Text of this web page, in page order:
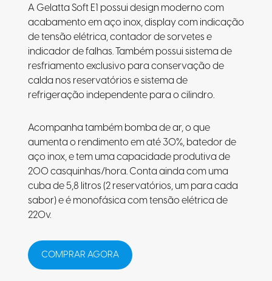
A Gelatta Soft E1 possui design moderno com
acabamento em aço inox, display com indicação
de tensão elétrica, contador de sorvetes e
indicador de falhas. Também possui sistema de
resfriamento exclusivo para conservação de
calda nos reservatórios e sistema de
refrigeração independente para o cilindro.
Acompanha também bomba de ar, o que
aumenta o rendimento em até 30%, batedor de
aço inox, e tem uma capacidade produtiva de
200 casquinhas/hora. Conta ainda com uma
cuba de 5,8 litros (2 reservatórios, um para cada
sabor) e é monofásica com tensão elétrica de
220v.
COMPRAR AGORA